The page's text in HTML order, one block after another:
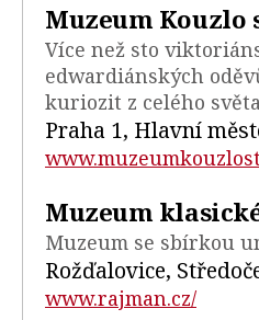
Muzeum Kouzlo
Více než sto
edwardiánských
kuriozit z celého
Praha 1, Hlavní
Muzeum
Muzeum se sbírkou
Rožďalovice,
www.rajman.cz/